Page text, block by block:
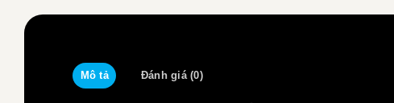
Mô tả Đánh giá (0)